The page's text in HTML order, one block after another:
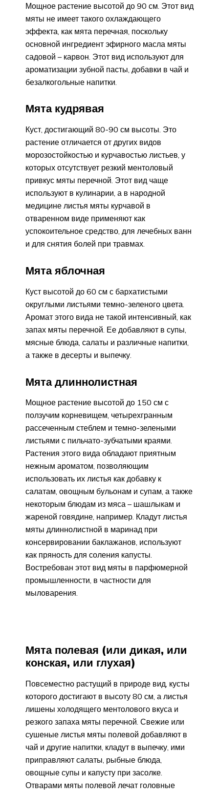
Мощное растение высотой до 90 см. Этот вид
мяты не имеет такого охлаждающего
эффекта, как мята перечная, поскольку
основной ингредиент эфирного масла мяты
садовой – карвон. Этот вид используют для
ароматизации зубной пасты, добавки в чай и
безалкогольные напитки.
Мята кудрявая
Куст, достигающий 80-90 см высоты. Это
растение отличается от других видов
морозостойкостью и курчавостью листьев, у
которых отсутствует резкий ментоловый
привкус мяты перечной. Этот вид чаще
используют в кулинарии, а в народной
медицине листья мяты курчавой в
отваренном виде применяют как
успокоительное средство, для лечебных ванн
и для снятия болей при травмах.
Мята яблочная
Куст высотой до 60 см с бархатистыми
округлыми листьями темно-зеленого цвета.
Аромат этого вида не такой интенсивный, как
запах мяты перечной. Ее добавляют в супы,
мясные блюда, салаты и различные напитки,
а также в десерты и выпечку.
Мята длиннолистная
Мощное растение высотой до 150 см с
ползучим корневищем, четырехгранным
рассеченным стеблем и темно-зелеными
листьями с пильчато-зубчатыми краями.
Растения этого вида обладают приятным
нежным ароматом, позволяющим
использовать их листья как добавку к
салатам, овощным бульонам и супам, а также
некоторым блюдам из мяса – шашлыкам и
жареной говядине, например. Кладут листья
мяты длиннолистной в маринад при
консервировании баклажанов, используют
как пряность для соления капусты.
Востребован этот вид мяты в парфюмерной
промышленности, в частности для
мыловарения.
Мята полевая (или дикая, или
конская, или глухая)
Повсеместно растущий в природе вид, кусты
которого достигают в высоту 80 см, а листья
лишены холодящего ментолового вкуса и
резкого запаха мяты перечной. Свежие или
сушеные листья мяты полевой добавляют в
чай и другие напитки, кладут в выпечку, ими
приправляют салаты, рыбные блюда,
овощные супы и капусту при засолке.
Отварами мяты полевой лечат головные